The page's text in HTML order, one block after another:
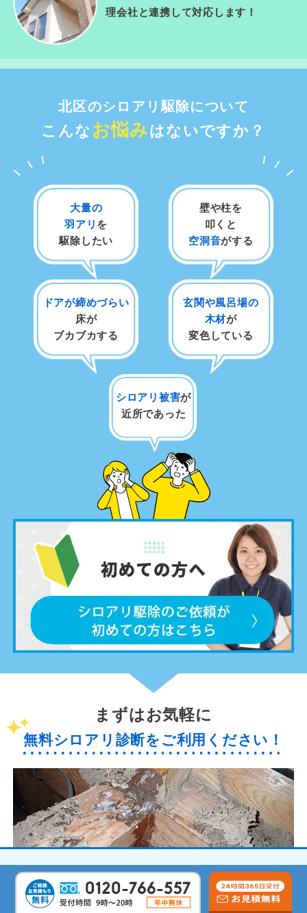
理会社と連携して対応します！
北区のシロアリ駆除について
こんな お悩みはないですか？
大量の
羽アリ を
駆除したい
壁や柱を
叩くと
空洞音がする
ドアが締めづらい
床が
ブカブカする
玄関や風呂場の
木材が
変色している
シロアリ被害が
近所であった
まずはお気軽に
無料シロアリ診断をご利用ください！